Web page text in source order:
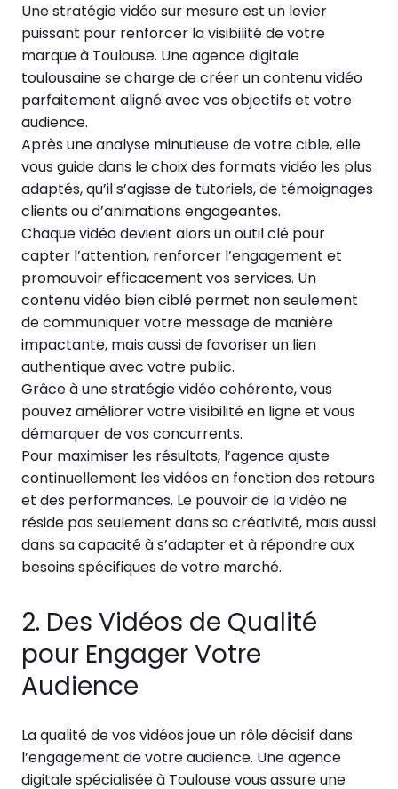
Une stratégie vidéo sur mesure est un levier
puissant pour renforcer la visibilité de votre
marque à Toulouse. Une agence digitale
toulousaine se charge de créer un contenu vidéo
parfaitement aligné avec vos objectifs et votre
audience.
Après une analyse minutieuse de votre cible, elle
vous guide dans le choix des formats vidéo les plus
adaptés, qu’il s’agisse de tutoriels, de témoignages
clients ou d’animations engageantes.
Chaque vidéo devient alors un outil clé pour
capter l’attention, renforcer l’engagement et
promouvoir efficacement vos services. Un
contenu vidéo bien ciblé permet non seulement
de communiquer votre message de manière
impactante, mais aussi de favoriser un lien
authentique avec votre public.
Grâce à une stratégie vidéo cohérente, vous
pouvez améliorer votre visibilité en ligne et vous
démarquer de vos concurrents.
Pour maximiser les résultats, l’agence ajuste
continuellement les vidéos en fonction des retours
et des performances. Le pouvoir de la vidéo ne
réside pas seulement dans sa créativité, mais aussi
dans sa capacité à s’adapter et à répondre aux
besoins spécifiques de votre marché.
2. Des Vidéos de Qualité
pour Engager Votre
Audience
La qualité de vos vidéos joue un rôle décisif dans
l’engagement de votre audience. Une agence
digitale spécialisée à Toulouse vous assure une